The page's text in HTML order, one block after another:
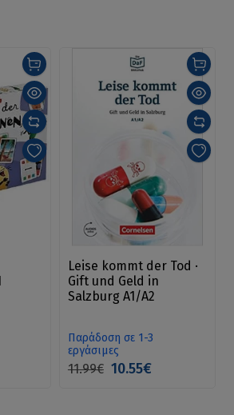
Leise kommt der Tod ·
Gift und Geld in
Salzburg A1/A2
Παράδοση σε 1-3
εργάσιμες
11.99€ 10.55€